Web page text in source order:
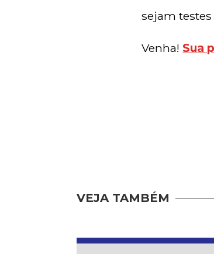
sejam
Venha! Sua
VEJA TAMBÉM